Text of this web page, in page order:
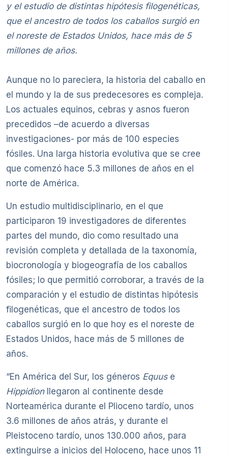
y el estudio de distintas hipótesis filogenéticas,
que el ancestro de todos los caballos surgió en
el noreste de Estados Unidos, hace más de 5
millones de años.
Aunque no lo pareciera, la historia del caballo en
el mundo y la de sus predecesores es compleja.
Los actuales equinos, cebras y asnos fueron
precedidos –de acuerdo a diversas
investigaciones- por más de 100 especies
fósiles. Una larga historia evolutiva que se cree
que comenzó hace 5.3 millones de años en el
norte de América.
Un estudio multidisciplinario, en el que
participaron 19 investigadores de diferentes
partes del mundo, dio como resultado una
revisión completa y detallada de la taxonomía,
biocronología y biogeografía de los caballos
fósiles; lo que permitió corroborar, a través de la
comparación y el estudio de distintas hipótesis
filogenéticas, que el ancestro de todos los
caballos surgió en lo que hoy es el noreste de
Estados Unidos, hace más de 5 millones de
años.
“En América del Sur, los géneros Equuse
Hippidionllegaron al continente desde
Norteamérica durante el Plioceno tardío, unos
3.6 millones de años atrás, y durante el
Pleistoceno tardío, unos 130.000 años, para
extinguirse a inicios del Holoceno, hace unos 11